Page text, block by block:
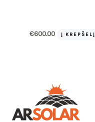
€600.00 Į KREPŠELĮ